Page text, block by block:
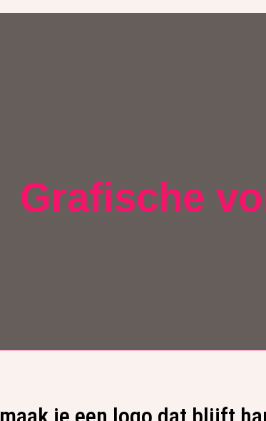
Grafische